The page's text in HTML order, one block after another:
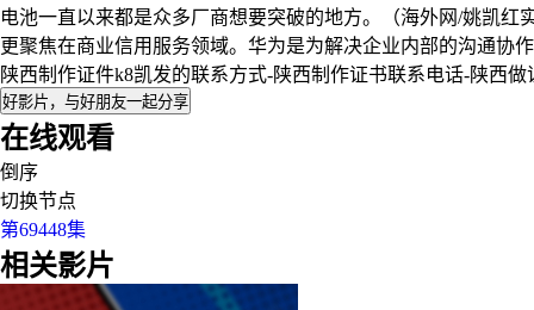
电池一直以来都是众多厂商想要突破的地方。（海外网/姚凯
更聚焦在商业信用服务领域。华为是为解决企业内部的沟通协
陕西制作证件k8凯发的联系方式-陕西制作证书联系电话-陕西
好影片，与好朋友一起分享
在线观看
倒序
切换节点
第69448集
相关影片